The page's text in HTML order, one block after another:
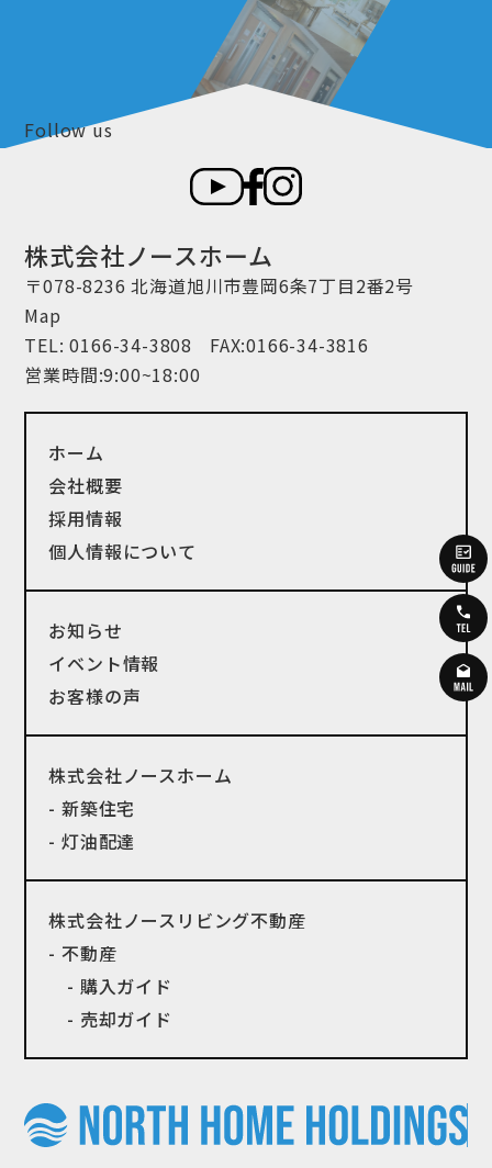
Follow us
ホーム
会社概要
採用情報
個人情報について
お知らせ
イベント情報
お客様の声
株式会社ノースホーム
- 新築住宅
- 灯油配達
株式会社ノースリビング不動産
- 不動産
- 購入ガイド
- 売却ガイド
株式会社ノースホーム
〒078-8236 北海道旭川市豊岡6条7丁目2番2号
Map
TEL:0166-34-3808
FAX:0166-34-3816
営業時間:9:00~18:00